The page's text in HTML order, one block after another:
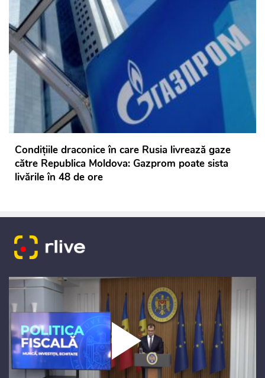
Condițiile draconice în care Rusia livrează gaze
către Republica Moldova: Gazprom poate sista
livările în 48 de ore